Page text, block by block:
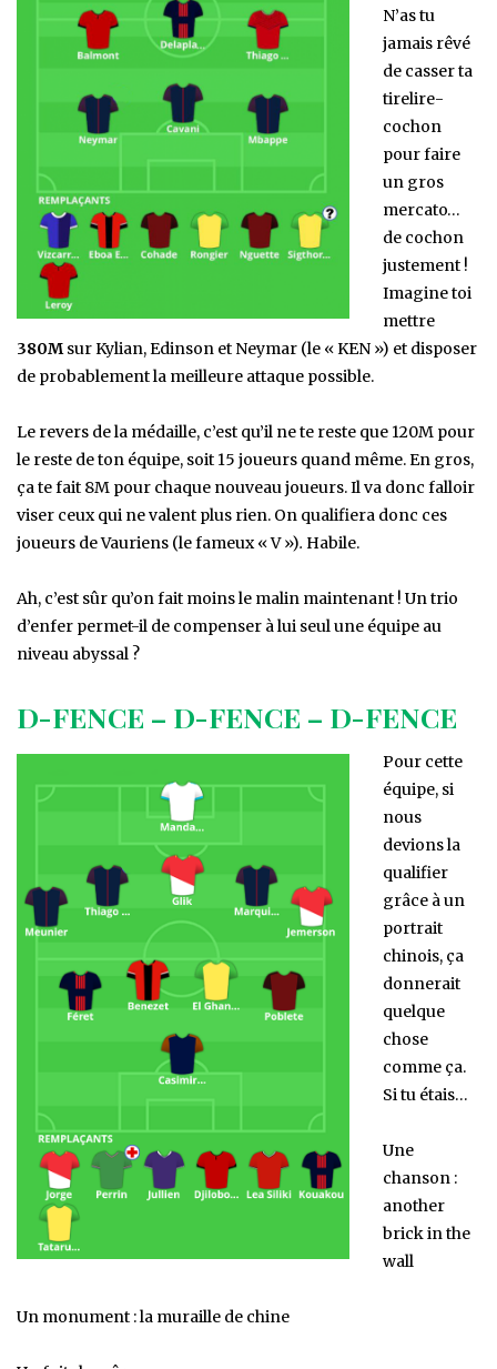
N’as tu
jamais rêvé
de casser ta
tirelire-
cochon
pour faire
un gros
mercato…
de cochon
justement !
Imagine toi
mettre
380Msur Kylian, Edinson et Neymar (le « KEN ») et disposer
de probablement la meilleure attaque possible.
Le revers de la médaille, c’est qu’il ne te reste que 120M pour
le reste de ton équipe, soit 15 joueurs quand même. En gros,
ça te fait 8M pour chaque nouveau joueurs. Il va donc falloir
viser ceux qui ne valent plus rien. On qualifiera donc ces
joueurs de Vauriens (le fameux « V »). Habile.
Ah, c’est sûr qu’on fait moins le malin maintenant ! Un trio
d’enfer permet-il de compenser à lui seul une équipe au
niveau abyssal ?
D-FENCE – D-FENCE – D-FENCE
Pour cette
équipe, si
nous
devions la
qualifier
grâce à un
portrait
chinois, ça
donnerait
quelque
chose
comme ça.
Si tu étais…
Une
chanson :
another
brick in the
wall
Un monument : la muraille de chine